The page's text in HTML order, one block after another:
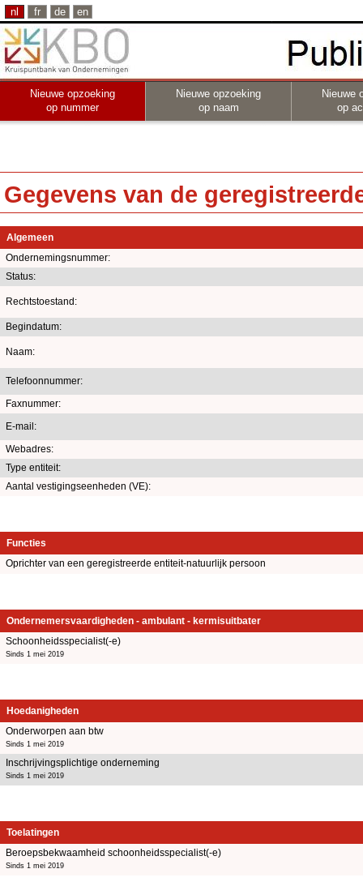
nl fr de en
Nieuwe opzoeking
op nummer
Nieuwe opzoeking
op naam
Nieuwe
op
Gegevens van de
Algemeen
Ondernemingsnummer:
Status:
Rechtstoestand:
Begindatum:
Naam:
Telefoonnummer:
Faxnummer:
E-mail:
Webadres:
Type entiteit:
Aantal vestigingseenheden (VE):
Functies
Oprichter van een geregistreerde entiteit-natuurlijk persoon
Ondernemersvaardigheden - ambulant - kermisuitbater
Schoonheidsspecialist(-e)
Sinds 1 mei 2019
Hoedanigheden
Onderworpen aan btw
Sinds 1 mei 2019
Inschrijvingsplichtige onderneming
Sinds 1 mei 2019
Toelatingen
Beroepsbekwaamheid schoonheidsspecialist(-e)
Sinds 1 mei 2019